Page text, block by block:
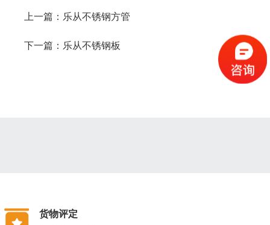
上一篇： 乐从不锈钢方管
下一篇： 乐从不锈钢板
货物评定